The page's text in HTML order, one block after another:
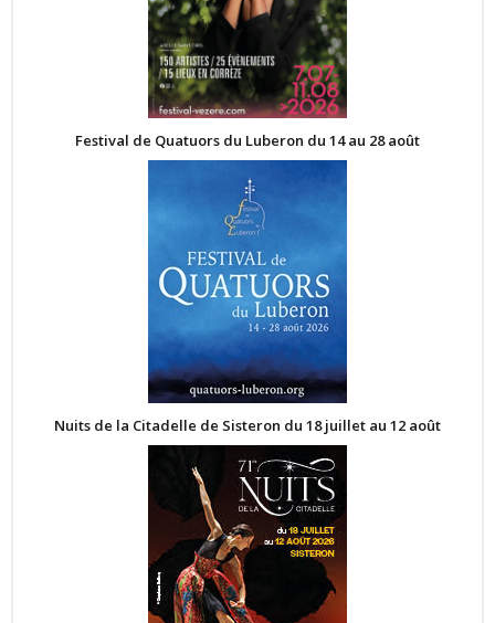
Festival de Quatuors du Luberon du 14 au 28 août
Nuits de la Citadelle de Sisteron du 18 juillet au 12 août